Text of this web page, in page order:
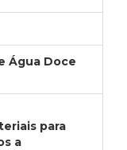
Água Doce
para
a